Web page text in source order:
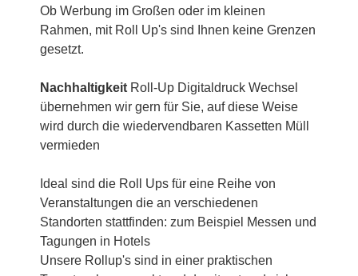
Ob Werbung im Großen oder im kleinen
Rahmen, mit Roll Up's sind Ihnen keine Grenzen
gesetzt.
Nachhaltigkeit Roll-Up Digitaldruck Wechsel
übernehmen wir gern für Sie, auf diese Weise
wird durch die wiedervendbaren Kassetten Müll
vermieden
Ideal sind die Roll Ups für eine Reihe von
Veranstaltungen die an verschiedenen
Standorten stattfinden: zum Beispiel Messen und
Tagungen in Hotels
Unsere Rollup's sind in einer praktischen